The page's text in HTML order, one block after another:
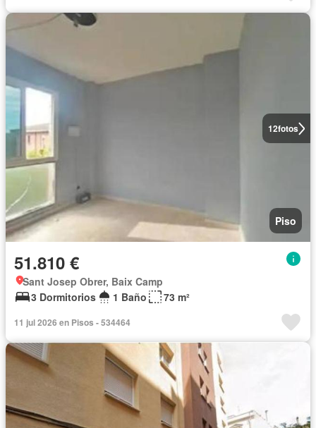
12fotos
Piso
51.810 €
Sant Josep Obrer, Baix Camp
3 Dormitorios
1 Baño 73 m²
11 jul 2026 en Pisos - 534464